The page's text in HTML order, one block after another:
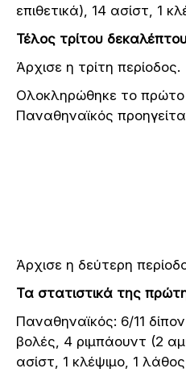
επιθετικά), 14 ασίστ, 1
Τέλος τρίτου
Άρχισε η τρίτη περίοδος.
Ολοκληρώθηκε το πρώτο
Παναθηναϊκός
Άρχισε η δεύτερη
Τα στατιστικά της
Παναθηναϊκός: 6/11
βολές, 4 ριμπάουντ (2
ασίστ, 1 κλέψιμο, 1 λάθος